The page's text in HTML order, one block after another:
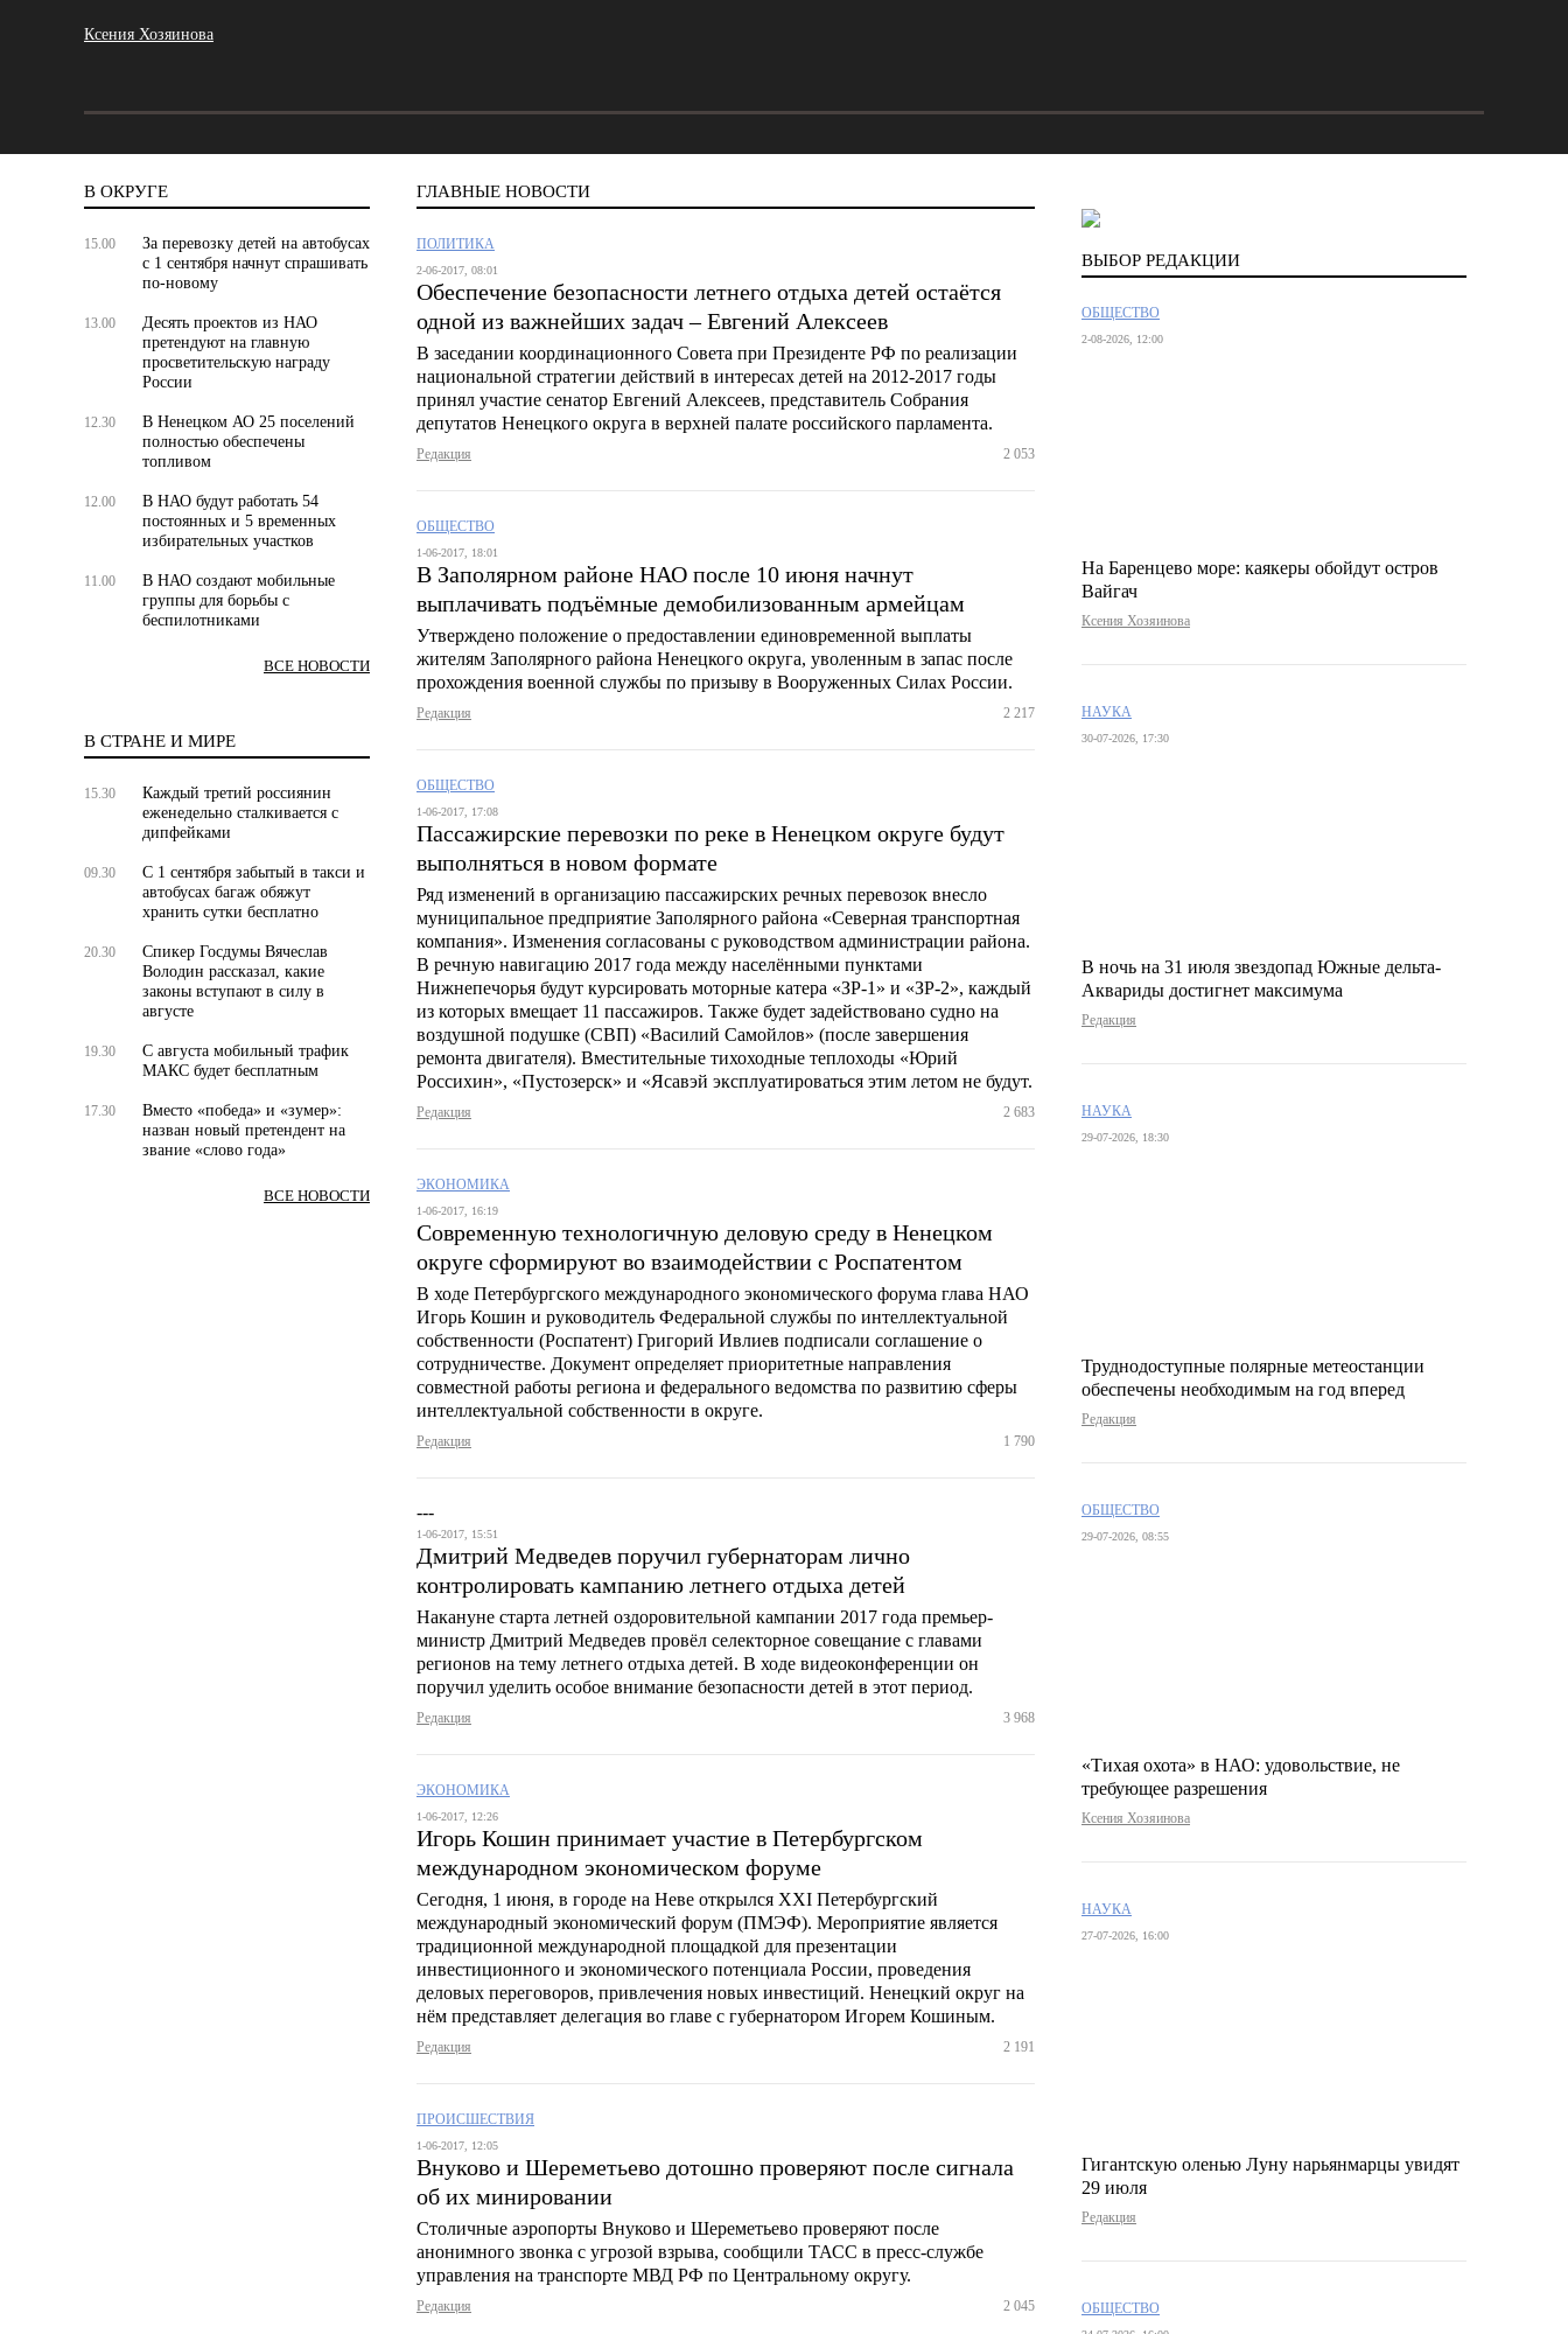
Ксения Хозяинова
ГЛАВНЫЕ НОВОСТИ
ПОЛИТИКА
2-06-2017, 08:01
Обеспечение безопасности летнего отдыха детей остаётся
одной из важнейших задач – Евгений Алексеев
В заседании координационного Совета при Президенте РФ по реализации
национальной стратегии действий в интересах детей на 2012-2017 годы
принял участие сенатор Евгений Алексеев, представитель Собрания
депутатов Ненецкого округа в верхней палате российского парламента.
Редакция 2 053
ОБЩЕСТВО
1-06-2017, 18:01
В Заполярном районе НАО после 10 июня начнут
выплачивать подъёмные демобилизованным армейцам
Утверждено положение о предоставлении единовременной выплаты
жителям Заполярного района Ненецкого округа, уволенным в запас после
прохождения военной службы по призыву в Вооруженных Силах России.
Редакция 2 217
ОБЩЕСТВО
1-06-2017, 17:08
Пассажирские перевозки по реке в Ненецком округе будут
выполняться в новом формате
Ряд изменений в организацию пассажирских речных перевозок внесло
муниципальное предприятие Заполярного района «Северная транспортная
компания». Изменения согласованы с руководством администрации района.
В речную навигацию 2017 года между населёнными пунктами
Нижнепечорья будут курсировать моторные катера «ЗР-1» и «ЗР-2», каждый
из которых вмещает 11 пассажиров. Также будет задействовано судно на
воздушной подушке (СВП) «Василий Самойлов» (после завершения
ремонта двигателя). Вместительные тихоходные теплоходы «Юрий
Россихин», «Пустозерск» и «Ясавэй эксплуатироваться этим летом не будут.
Редакция 2 683
ЭКОНОМИКА
1-06-2017, 16:19
Современную технологичную деловую среду в Ненецком
округе сформируют во взаимодействии с Роспатентом
В ходе Петербургского международного экономического форума глава НАО
Игорь Кошин и руководитель Федеральной службы по интеллектуальной
собственности (Роспатент) Григорий Ивлиев подписали соглашение о
сотрудничестве. Документ определяет приоритетные направления
совместной работы региона и федерального ведомства по развитию сферы
интеллектуальной собственности в округе.
Редакция 1 790
---
1-06-2017, 15:51
Дмитрий Медведев поручил губернаторам лично
контролировать кампанию летнего отдыха детей
Накануне старта летней оздоровительной кампании 2017 года премьер-
министр Дмитрий Медведев провёл селекторное совещание с главами
регионов на тему летнего отдыха детей. В ходе видеоконференции он
поручил уделить особое внимание безопасности детей в этот период.
Редакция 3 968
ЭКОНОМИКА
1-06-2017, 12:26
Игорь Кошин принимает участие в Петербургском
международном экономическом форуме
Сегодня, 1 июня, в городе на Неве открылся XXI Петербургский
международный экономический форум (ПМЭФ). Мероприятие является
традиционной международной площадкой для презентации
инвестиционного и экономического потенциала России, проведения
деловых переговоров, привлечения новых инвестиций. Ненецкий округ на
нём представляет делегация во главе с губернатором Игорем Кошиным.
Редакция 2 191
ПРОИСШЕСТВИЯ
1-06-2017, 12:05
Внуково и Шереметьево дотошно проверяют после сигнала
об их минировании
Столичные аэропорты Внуково и Шереметьево проверяют после
анонимного звонка с угрозой взрыва, сообщили ТАСС в пресс-службе
управления на транспорте МВД РФ по Центральному округу.
Редакция 2 045
В ОКРУГЕ
15.00
За перевозку детей на автобусах
с 1 сентября начнут спрашивать
по-новому
13.00
Десять проектов из НАО
претендуют на главную
просветительскую награду
России
12.30
В Ненецком АО 25 поселений
полностью обеспечены
топливом
12.00
В НАО будут работать 54
постоянных и 5 временных
избирательных участков
11.00
В НАО создают мобильные
группы для борьбы с
беспилотниками
ВСЕ НОВОСТИ
В СТРАНЕ И МИРЕ
15.30
Каждый третий россиянин
еженедельно сталкивается с
дипфейками
09.30
С 1 сентября забытый в такси и
автобусах багаж обяжут
хранить сутки бесплатно
20.30
Спикер Госдумы Вячеслав
Володин рассказал, какие
законы вступают в силу в
августе
19.30
С августа мобильный трафик
МАКС будет бесплатным
17.30
Вместо «победа» и «зумер»:
назван новый претендент на
звание «слово года»
ВСЕ НОВОСТИ
ВЫБОР РЕДАКЦИИ
ОБЩЕСТВО
2-08-2026, 12:00
На Баренцево море: каякеры обойдут остров
Вайгач
Ксения Хозяинова
НАУКА
30-07-2026, 17:30
В ночь на 31 июля звездопад Южные дельта-
Аквариды достигнет максимума
Редакция
НАУКА
29-07-2026, 18:30
Труднодоступные полярные метеостанции
обеспечены необходимым на год вперед
Редакция
ОБЩЕСТВО
29-07-2026, 08:55
«Тихая охота» в НАО: удовольствие, не
требующее разрешения
Ксения Хозяинова
НАУКА
27-07-2026, 16:00
Гигантскую оленью Луну нарьянмарцы увидят
29 июля
Редакция
ОБЩЕСТВО